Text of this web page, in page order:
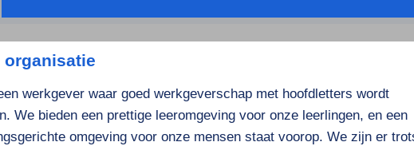
organisatie
werkgever waar goed werkgeverschap met hoofdletters wordt
We bieden een prettige leeromgeving voor onze leerlingen, en een
omgeving voor onze mensen staat voorop. We zijn er